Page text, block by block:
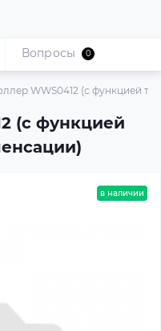
WWS0412 (с функцией
(с функцией
Вопросы 0
в наличии